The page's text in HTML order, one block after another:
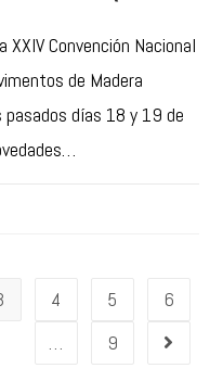
Convención Nacional
de Madera
días 18 y 19 de
4 5
6
9